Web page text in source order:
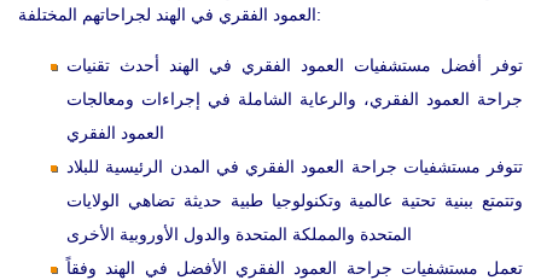
العمود الفقري في الهند لجراحاتهم المختلفة:
توفر أفضل مستشفيات العمود الفقري في الهند أحدث تقنيات
جراحة العمود الفقري، والرعاية الشاملة في إجراءات ومعالجات
العمود الفقري
تتوفر مستشفيات جراحة العمود الفقري في المدن الرئيسية للبلاد
وتتمتع ببنية تحتية عالمية وتكنولوجيا طبية حديثة تضاهي الولايات
المتحدة والمملكة المتحدة والدول الأوروبية الأخرى
تعمل مستشفيات جراحة العمود الفقري الأفضل في الهند وفقاً